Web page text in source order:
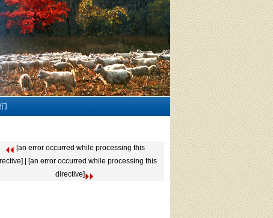
[an error occurred while processing this
| [an error occurred while processing this
directive]